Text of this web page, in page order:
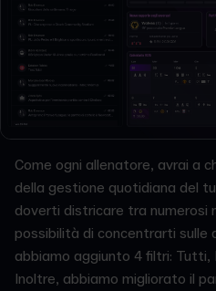
Come ogni allenatore, avrai a
della gestione quotidiana del
doverti districare tra numerosi
possibilità di concentrarti sulle
abbiamo aggiunto 4 filtri: Tutti,
Inoltre, abbiamo migliorato il